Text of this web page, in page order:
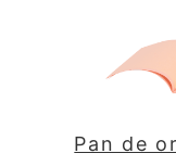
Pan de